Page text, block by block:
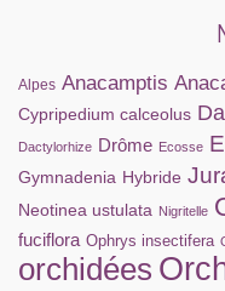
Alpes Anacamptis
Cypripedium calceolus
Dactylorhize Drôme Ecosse
Gymnadenia Hybride
Neotinea ustulata Nigritelle
fuciflora Ophrys insectifera
orchidées